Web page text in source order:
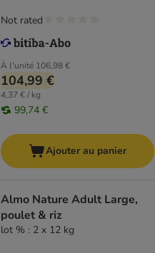
À l'unité 106,98 €
104,99 €
4,37 € / kg
99,74 €
Not rated
Ajouter au panier
Almo Nature Adult Large,
poulet & riz
lot % : 2 x 12 kg